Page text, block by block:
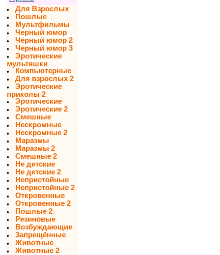
Для Взрослых
Пошлые
Мультфильмы
Черный юмор
Черный юмор 2
Черный юмор 3
Эротические
мультяшки
Компьютерные
Для взрослых 2
Эротические
приколы 2
Эротические
Эротические 2
Смешные
Нескромные
Нескромные 2
Маразмы
Маразмы 2
Смешные 2
Не детские
Не детские 2
Непристойные
Непристойные 2
Откровенные
Откровенные 2
Пошлые 2
Резиновые
Возбуждающие
Запрещённые
Животные
Животные 2